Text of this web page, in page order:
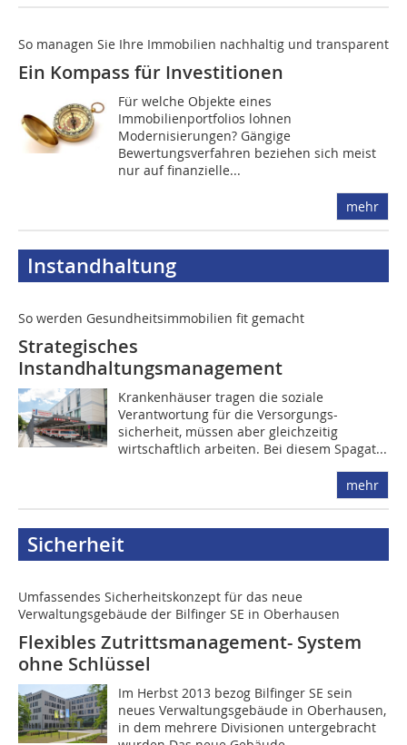
So managen Sie Ihre Immobilien nachhaltig und transparent
Ein Kompass für Investitionen
Für welche Objekte eines
Immobilienportfolios lohnen
Modernisierungen? Gängige
Bewertungsverfahren beziehen sich meist
nur auf finanzielle...
mehr
Instandhaltung
So werden Gesundheitsimmobilien fit gemacht
Strategisches
Instandhaltungsmanagement
Krankenhäuser tragen die soziale
Verantwortung für die Versorgungs-
sicherheit, müssen aber gleichzeitig
wirtschaftlich arbeiten. Bei diesem Spagat...
mehr
Sicherheit
Umfassendes Sicherheitskonzept für das neue
Verwaltungsgebäude der Bilfinger SE in Oberhausen
Flexibles Zutrittsmanagement- System
ohne Schlüssel
Im Herbst 2013 bezog Bilfinger SE sein
neues Verwaltungsgebäude in Oberhausen,
in dem mehrere Divisionen untergebracht